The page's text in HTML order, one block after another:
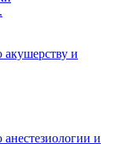
акушерству и
и